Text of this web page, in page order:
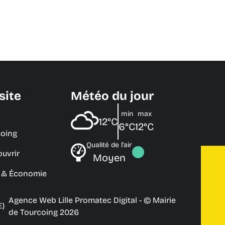
Économie
Météo du jour
12°C
min
6°C
max
12°C
Qualité de l'air
Moyen
Agence Web Lille Promatec Digital - © Mairie
de Tourcoing 2026